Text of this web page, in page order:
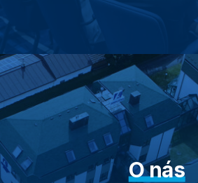
O nás